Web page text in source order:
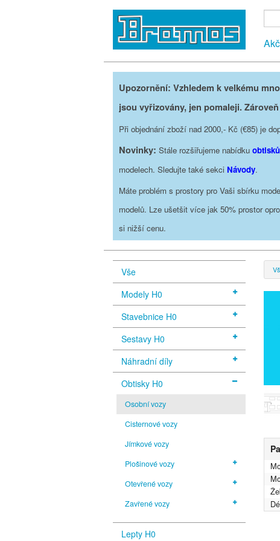
Upozornění: Vzhledem k velkému
jsou vyřizovány, jen pomaleji.
Při objednání zboží nad 2000,- Kč (€85) je
Novinky: Stále rozšiřujeme nabídku obtisků
modelech. Sledujte také sekci Návody.
Máte problém s prostory pro Vaši sbírku
modelů. Lze ušetšit více jak 50% prostor
si nižší cenu.
Vše
Modely H0
Stavebnice H0
Sestavy H0
Náhradní díly
Obtisky H0
Osobní vozy
Cisternové vozy
Jímkové vozy
Plošinové vozy
Otevřené vozy
Zavřené vozy
Lepty H0